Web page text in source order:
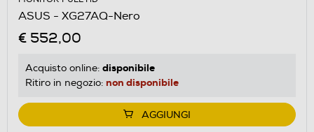
ASUS - XG27AQ-Nero
€ 552,00
Acquisto online: disponibile
Ritiro in negozio: non disponibile
AGGIUNGI